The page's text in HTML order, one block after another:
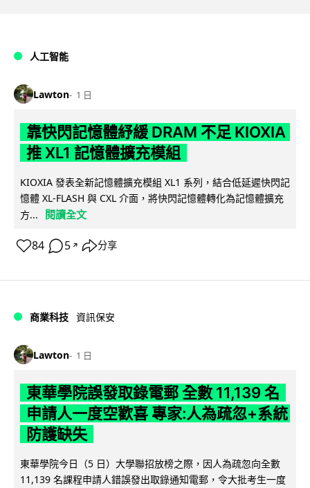
人工智能
Lawton 1 日
靠快閃記憶體紓緩 DRAM 不足 KIOXIA
推 XL1 記憶體擴充模組
KIOXIA 發表全新記憶體擴充模組 XL1 系列，結合低延遲快閃記
憶體 XL-FLASH 與 CXL 介面，將快閃記憶體轉化為記憶體擴充
方...
閱讀全文
84 5 ↗ 分享
商業科技 資訊保安
Lawton 1 日
東華學院誤發取錄電郵 全數 11,139 名
申請人一度空歡喜 專家:人為疏忽+系統
防護缺失
東華學院今日（5 日）大學聯招放榜之際，因人為疏忽向全數
11,139 名課程申請人錯誤發出取錄通知電郵，令大批考生一度